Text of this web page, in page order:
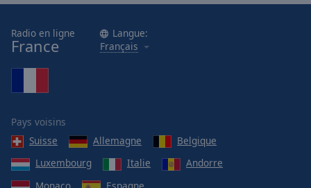
Radio en ligne
France
Langue:
Français
Pays voisins
Suisse
Allemagne
Belgique
Luxembourg
Italie
Andorre
Monaco
Espagne